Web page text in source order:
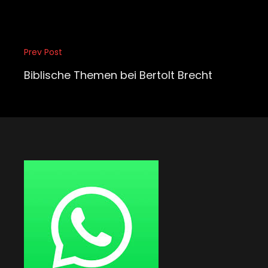
Beitragsnavigation
Previous
Post
Prev Post
Biblische Themen bei Bertolt Brecht